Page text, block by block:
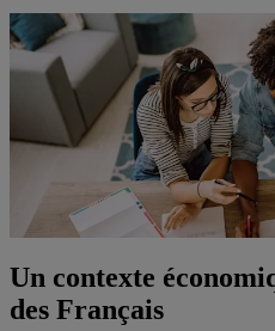
Un contexte
des Français